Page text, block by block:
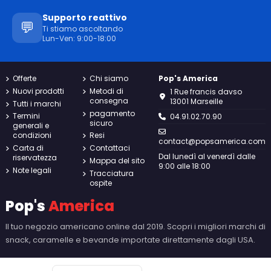
💬
Supporto reattivo
Ti stiamo ascoltando
Lun-Ven: 9:00-18:00
Offerte
Nuovi prodotti
Tutti i marchi
Termini
generali e
condizioni
Carta di
riservatezza
Note legali
Chi siamo
Metodi di
consegna
pagamento
sicuro
Resi
Contattaci
Mappa del sito
Tracciatura
ospite
Pop's America
1 Rue francis davso
13001 Marseille
04.91.02.70.90
contact@popsamerica.com
Dal lunedì al venerdì dalle
9:00 alle 18:00
Pop'sAmerica
Il tuo negozio americano online dal 2019. Scopri i migliori marchi di
snack, caramelle e bevande importate direttamente dagli USA.